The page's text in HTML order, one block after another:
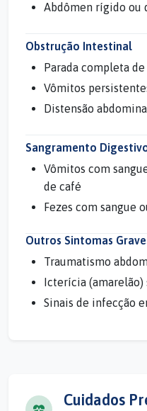
Abdômen rígido ou
Obstrução Intestinal
Parada completa
Vômitos
Distensão
Sangramento
Vômitos com
de café
Fezes com sangue
Outros Sintomas
Traumatismo
Icterícia
Sinais de infecção
Cuidados